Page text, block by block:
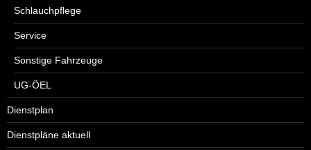
Schlauchpflege
Service
Sonstige Fahrzeuge
UG-ÖEL
Dienstplan
Dienstpläne aktuell